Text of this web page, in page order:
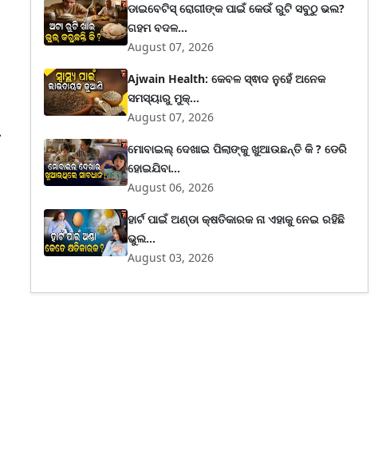
ଡାଇବେଟିସ୍ ରୋଗୀଙ୍କ ପାଇଁ କେଉଁ ରୁଟି ସବୁଠୁ ଭଲ?
ଗହମ ବଦଳ...
August 07, 2026
Ajwain Health: କେବଳ ସ୍ଵାଦ ନୁହେଁ ଅନେକ
ସମସ୍ୟାରୁ ମୁକ୍...
August 07, 2026
ମୋବାଇଲ୍ ଦେଖାଇ ପିଲାଙ୍କୁ ଖୁଆଉଛନ୍ତି କି ? ଡେରି
ହୋଇଯିବା...
August 06, 2026
ହାର୍ଟ ପାଇଁ ଅଣ୍ଡା କ୍ଷତିକାରକ ନା ଏହାକୁ ନେଇ ରହିଛି
ଭୁଲ...
August 03, 2026